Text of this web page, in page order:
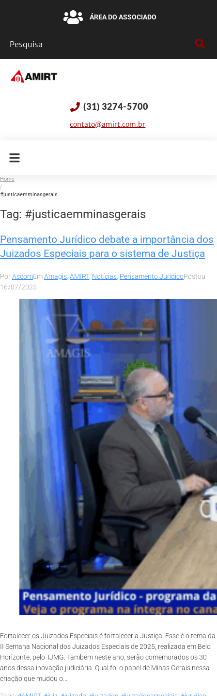
ÁREA DO ASSOCIADO
(31) 3274-5700
contato@amirt.com.br
Home
/
#justicaemminasgerais
Tag: #justicaemminasgerais
Pensamento Jurídico debate a importância dos
Juizados Especiais para o sistema de Justiça
PorAscomEmAmagis, AMIRT, Notícias, Pensamento JurídicoPostou
16/07/2025
Fortalecer os Juizados Especiais é fortalecer a Justiça. Esse é o tema da
II Semana Nacional dos Juizados Especiais de 2025, realizada em Belo
Horizonte, pelo TJMG. Também neste ano, serão comemorados os 30
anos dessa inovação judiciária. Qual foi o papel de Minas Gerais nessa
criação que mudou o...